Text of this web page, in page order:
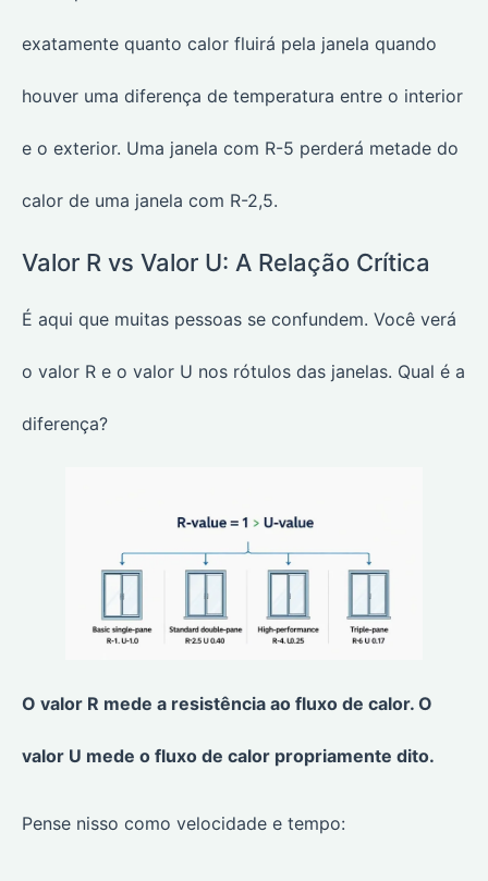
exatamente quanto calor fluirá pela janela quando
houver uma diferença de temperatura entre o interior
e o exterior. Uma janela com R-5 perderá metade do
calor de uma janela com R-2,5.
Valor R vs Valor U: A Relação Crítica
É aqui que muitas pessoas se confundem. Você verá
o valor R e o valor U nos rótulos das janelas. Qual é a
diferença?
O valor R mede a resistência ao fluxo de calor. O
valor U mede o fluxo de calor propriamente dito.
Pense nisso como velocidade e tempo: